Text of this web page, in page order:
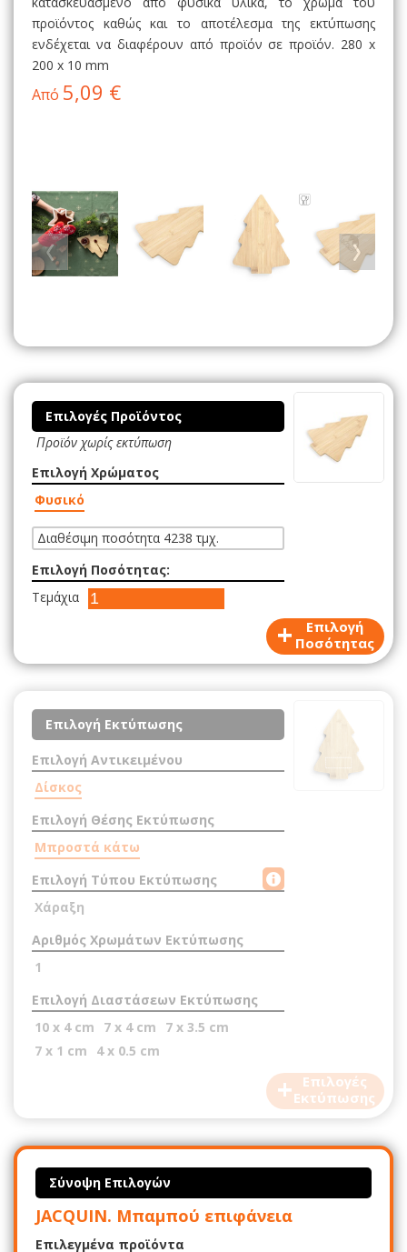
προϊόντος καθώς και το αποτέλεσμα της εκτύπωσης
ενδέχεται να διαφέρουν από προϊόν σε προϊόν. 280 x
200 x 10 mm
Από 5,09 €
Επιλογές Προϊόντος
Προϊόν χωρίς εκτύπωση
+
Επιλογή
Ποσότητας
Επιλογή Χρώματος
Φυσικό
Διαθέσιμη ποσότητα 4238 τμχ.
Επιλογή Ποσότητας:
Τεμάχια
+
Επιλογές
Εκτύπωσης
Επιλογή Εκτύπωσης
Επιλογή Αντικειμένου
Δίσκος
Επιλογή Θέσης Εκτύπωσης
Μπροστά κάτω
Επιλογή Τύπου Εκτύπωσης
Χάραξη
Αριθμός Χρωμάτων Εκτύπωσης
1
Επιλογή Διαστάσεων Εκτύπωσης
10 x 4 cm
7 x 4 cm
7 x 3.5 cm
7 x 1 cm
4 x 0.5 cm
Σύνοψη Επιλογών
JACQUIN. Μπαμπού επιφάνεια
Επιλεγμένα προϊόντα